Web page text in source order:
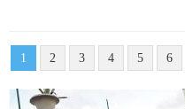
1 2 3 4 5 6